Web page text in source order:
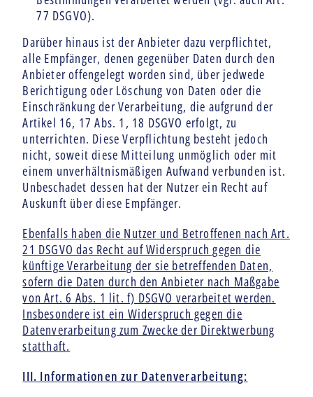
77 DSGVO).
Darüber hinaus ist der Anbieter dazu verpflichtet,
alle Empfänger, denen gegenüber Daten durch den
Anbieter offengelegt worden sind, über jedwede
Berichtigung oder Löschung von Daten oder die
Einschränkung der Verarbeitung, die aufgrund der
Artikel 16, 17 Abs. 1, 18 DSGVO erfolgt, zu
unterrichten. Diese Verpflichtung besteht jedoch
nicht, soweit diese Mitteilung unmöglich oder mit
einem unverhältnismäßigen Aufwand verbunden ist.
Unbeschadet dessen hat der Nutzer ein Recht auf
Auskunft über diese Empfänger.
Ebenfalls haben die Nutzer und Betroffenen nach Art.
21 DSGVO das Recht auf Widerspruch gegen die
künftige Verarbeitung der sie betreffenden Daten,
sofern die Daten durch den Anbieter nach Maßgabe
von Art. 6 Abs. 1 lit. f) DSGVO verarbeitet werden.
Insbesondere ist ein Widerspruch gegen die
Datenverarbeitung zum Zwecke der Direktwerbung
statthaft.
III. Informationen zur Datenverarbeitung: